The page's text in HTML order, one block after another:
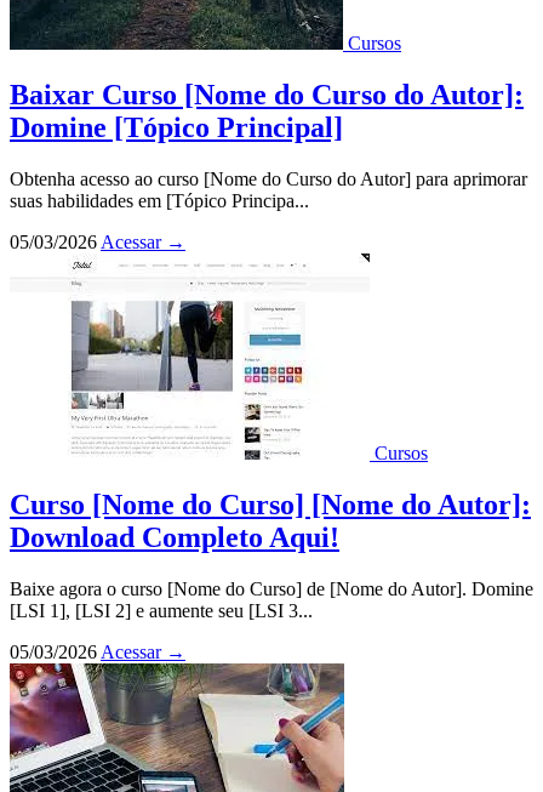
Cursos
Baixar Curso [Nome do Curso do Autor]:
Domine [Tópico Principal]
Obtenha acesso ao curso [Nome do Curso do Autor] para aprimorar
suas habilidades em [Tópico Principa...
05/03/2026 Acessar →
Cursos
Curso [Nome do Curso] [Nome do Autor]:
Download Completo Aqui!
Baixe agora o curso [Nome do Curso] de [Nome do Autor]. Domine
[LSI 1], [LSI 2] e aumente seu [LSI 3...
05/03/2026 Acessar →